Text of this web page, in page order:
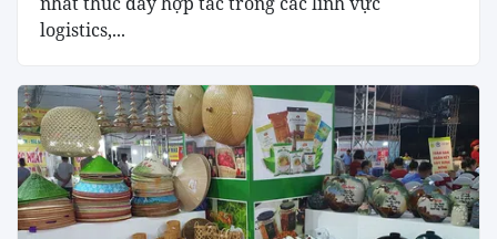
logistics,...